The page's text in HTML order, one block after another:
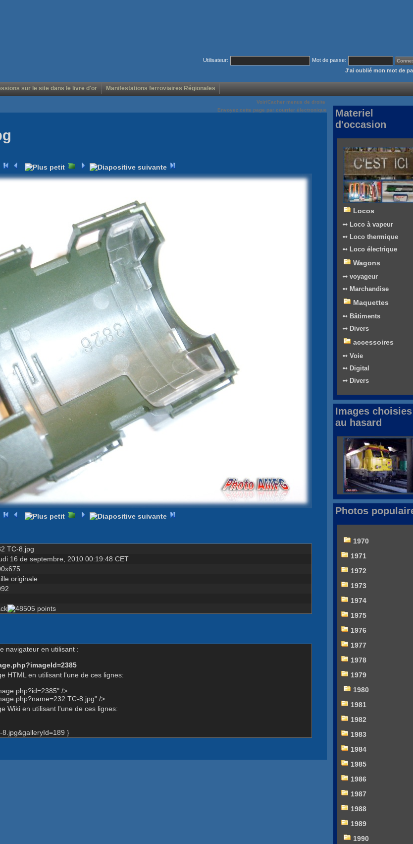
Utilisateur:
Mot de passe:
J'ai oublié mon mot de
sur le site dans le livre d'or Manifestations ferroviaires Régionales
Voir/Cacher menus de droite
Envoyez cette page par courrier électronique
TC-8.jpg
16 de septembre, 2010 00:19:48 CET
originale
navigateur en utilisant :
HTML en utilisant l'une de ces lignes:
/>
TC-8.jpg" />
Wiki en utilisant l'une de ces lignes:
}
Materiel
d'occasion
Locos
➻ Loco à vapeur
➻ Loco thermique
➻ Loco électrique
Wagons
➻ voyageur
➻ Marchandise
Maquettes
➻ Bâtiments
➻ Divers
accessoires
➻ Voie
➻ Digital
➻ Divers
Images choisies
au hasard
Photos
1970
1971
1972
1973
1974
1975
1976
1977
1978
1979
1980
1981
1982
1983
1984
1985
1986
1987
1988
1989
1990